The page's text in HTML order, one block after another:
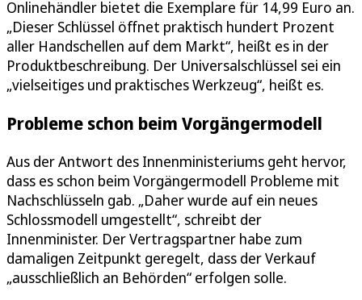
Onlinehändler bietet die Exemplare für 14,99 Euro an.
„Dieser Schlüssel öffnet praktisch hundert Prozent
aller Handschellen auf dem Markt“, heißt es in der
Produktbeschreibung. Der Universalschlüssel sei ein
„vielseitiges und praktisches Werkzeug“, heißt es.
Probleme schon beim Vorgängermodell
Aus der Antwort des Innenministeriums geht hervor,
dass es schon beim Vorgängermodell Probleme mit
Nachschlüsseln gab. „Daher wurde auf ein neues
Schlossmodell umgestellt“, schreibt der
Innenminister. Der Vertragspartner habe zum
damaligen Zeitpunkt geregelt, dass der Verkauf
„ausschließlich an Behörden“ erfolgen solle.